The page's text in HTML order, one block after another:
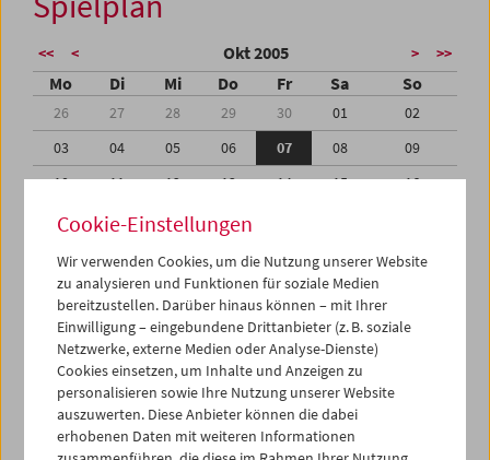
<< < Okt 2005 > >>
Mo Di Mi Do Fr Sa So
26 27 28 29 30 01
02
03
04 05 06 07 08
09
10
11 12 13 14 15
16
17
18 19 20
24
26 28
30
31
01 02 03 04 05
iCalender
Programmheft-PDF
English language or subtitles
Cookie-Einstellungen
Wir verwenden Cookies, um die Nutzung unserer Website
zu analysieren und Funktionen für soziale Medien
bereitzustellen. Darüber hinaus können – mit Ihrer
Einwilligung – eingebundene Drittanbieter (z. B. soziale
Netzwerke, externe Medien oder Analyse-Dienste)
Cookies einsetzen, um Inhalte und Anzeigen zu
personalisieren sowie Ihre Nutzung unserer Website
auszuwerten. Diese Anbieter können die dabei
erhobenen Daten mit weiteren Informationen